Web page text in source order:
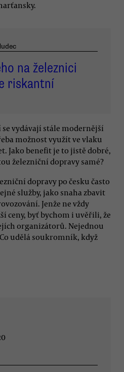
na železnici
riskantní
vydávají stále modernější
možnost využít ve vlaku
Jako benefit je to jistě dobré,
železniční dopravy samé?
dopravy po česku často
služby, jako snaha zbavit
Jenže ne vždy
ceny, byť bychom i uvěřili, že
organizátorů. Nejednou
udělá soukromník, když